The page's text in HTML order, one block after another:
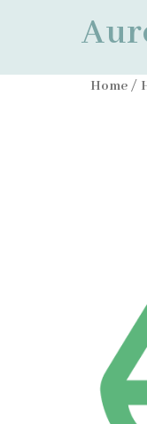
Home /